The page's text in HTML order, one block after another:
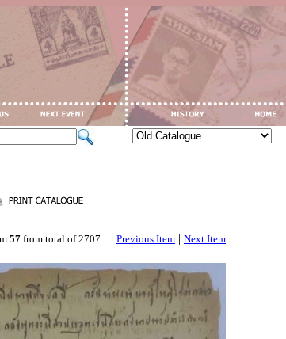
57 from total of 2707 Previous Item | Next Item